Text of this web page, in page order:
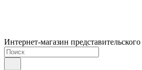
Интернет-магазин представительского